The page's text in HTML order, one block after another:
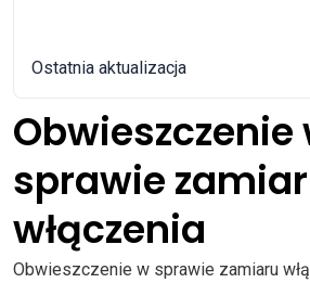
Ostatnia aktualizacja
Obwieszczenie
sprawie
włączenia
Obwieszczenie w sprawie zamiaru